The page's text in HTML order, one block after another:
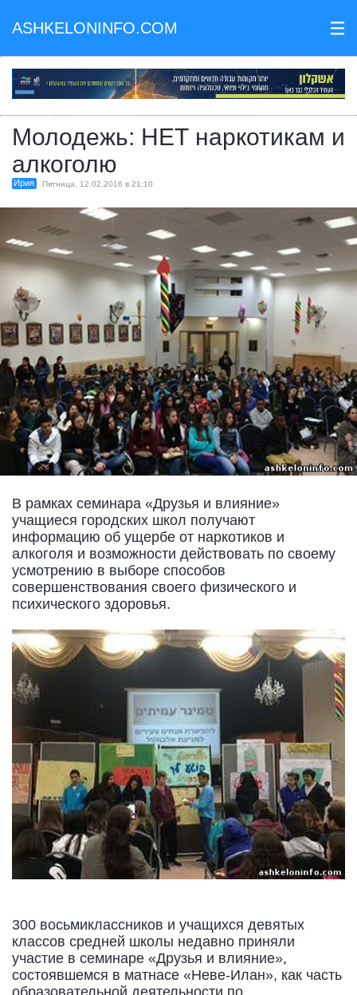
ASHKELONINFO.COM III
Молодежь: НЕТ наркотикам и
алкоголю
Ирия Пятница, 12.02.2016 в 21:10
В рамках семинара «Друзья и влияние»
учащиеся городских школ получают
информацию об ущербе от наркотиков и
алкоголя и возможности действовать по своему
усмотрению в выборе способов
совершенствования своего физического и
психического здоровья.
300 восьмиклассников и учащихся девятых
классов средней школы недавно приняли
участие в семинаре «Друзья и влияние»,
состоявшемся в матнасе «Неве-Илан», как часть